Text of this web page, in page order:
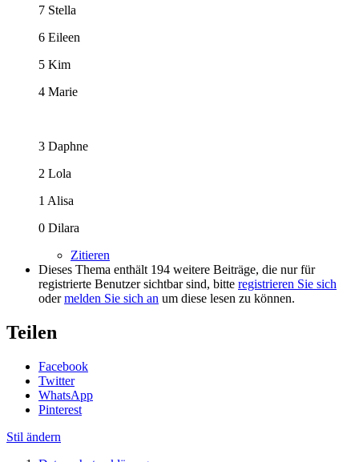
7 Stella
6 Eileen
5 Kim
4 Marie
3 Daphne
2 Lola
1 Alisa
0 Dilara
Zitieren
Dieses Thema enthält 194 weitere Beiträge, die nur für
registrierte Benutzer sichtbar sind, bitte registrieren Sie sich
odermelden Sie sich an um diese lesen zu können.
Teilen
Facebook
Twitter
WhatsApp
Pinterest
Stil ändern